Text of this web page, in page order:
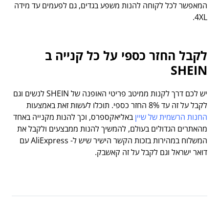
המאפשר לכל לקוחה להנות משפע בגדים, גם לפעמים עד מידה
4XL.
לקבל החזר כספי על כל קנייה ב
SHEIN
יש לכם דרך לקנות ממיטב פריטי האופנה של SHEIN לנשים וגם
לקבל על זה עד 8% החזר כספי. תוכלו לעשות זאת באמצעות
החנות הרשמית של שיין באליאקספרס, וכך להנות מקנייה באחד
מהאתרים הגדולים בעולם, להמשיך להנות ממבצעים ולקבל את
המשלוח במהירות בזכות הקשר הישיר שיש ל- AliExpress עם
דואר ישראל וגם לקבל על זה קאשבק.